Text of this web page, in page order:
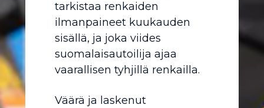
tarkistaa renkaiden
ilmanpaineet kuukauden
sisällä, ja joka viides
suomalaisautoilija ajaa
vaarallisen tyhjillä renkailla.
Väärä ja laskenut